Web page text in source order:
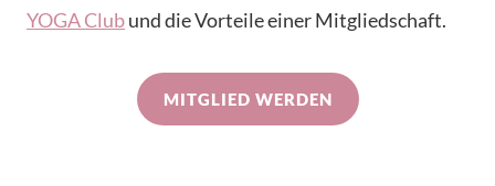
YOGA Clubund die Vorteile einer Mitgliedschaft.
MITGLIED WERDEN